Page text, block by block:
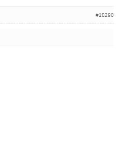
#10290